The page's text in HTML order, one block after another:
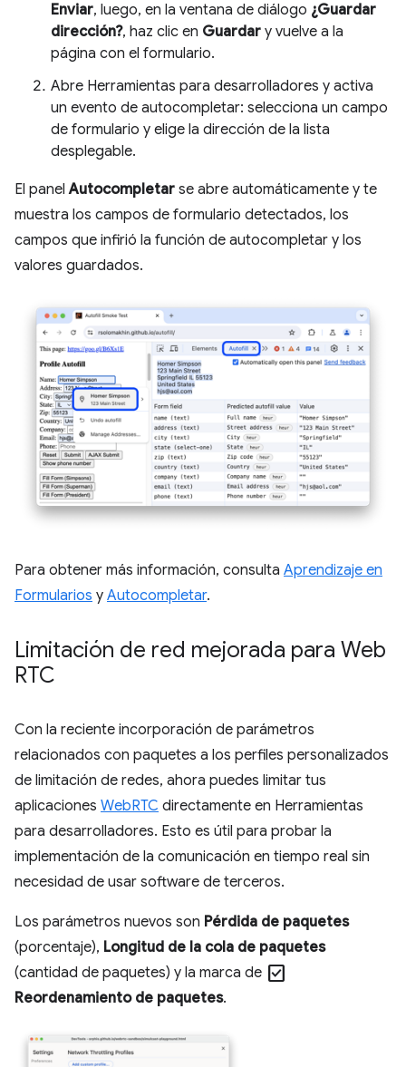
Enviar, luego, en la ventana de diálogo ¿Guardar
dirección?, haz clic en Guardar y vuelve a la
página con el formulario.
Abre Herramientas para desarrolladores y activa
un evento de autocompletar: selecciona un campo
de formulario y elige la dirección de la lista
desplegable.
El panelAutocompletar se abre automáticamente y te
muestra los campos de formulario detectados, los
campos que infirió la función de autocompletar y los
valores guardados.
Para obtener más información, consulta Aprendizaje en
Formularios y Autocompletar.
Limitación de red mejorada para Web
RTC
Con la reciente incorporación de parámetros
relacionados con paquetes a los perfiles personalizados
de limitación de redes, ahora puedes limitar tus
aplicaciones WebRTC directamente en Herramientas
para desarrolladores. Esto es útil para probar la
implementación de la comunicación en tiempo real sin
necesidad de usar software de terceros.
Los parámetros nuevos son Pérdida de paquetes
(porcentaje), Longitud de la cola de paquetes
(cantidad de paquetes) y la marca de check_box
Reordenamiento de paquetes.